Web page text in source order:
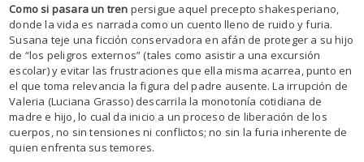
Como si pasara un tren persigue aquel precepto shakesperiano,
donde la vida es narrada como un cuento lleno de ruido y furia.
Susana teje una ficción conservadora en afán de proteger a su hijo
de “los peligros externos” (tales como asistir a una excursión
escolar) y evitar las frustraciones que ella misma acarrea, punto en
el que toma relevancia la figura del padre ausente. La irrupción de
Valeria (Luciana Grasso) descarrila la monotonía cotidiana de
madre e hijo, lo cual da inicio a un proceso de liberación de los
cuerpos, no sin tensiones ni conflictos; no sin la furia inherente de
quien enfrenta sus temores.